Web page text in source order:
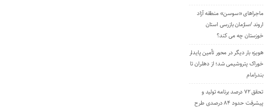
ماجراهای «سوسن» منطقه آزاد
اروند /سازمان بازرسی استان
خوزستان چه می کند؟
هویزه بار دیگر در محور تأمین پایدار
خوراک پتروشیمی شد؛ از دهلران تا
بندرامام
تحقق ۷۲ درصد برنامه تولید و
پیشرفت حدود ۸۴ درصدی طرح